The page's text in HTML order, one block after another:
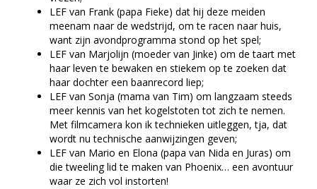
LEF van Frank (papa Fieke) dat hij deze meiden
meenam naar de wedstrijd, om te racen naar huis,
want zijn avondprogramma stond op het spel;
LEF van Marjolijn (moeder van Jinke) om de taart met
haar leven te bewaken en stiekem op te zoeken dat
haar dochter een baanrecord liep;
LEF van Sonja (mama van Tim) om langzaam steeds
meer kennis van het kogelstoten tot zich te nemen.
Met filmcamera kon ik technieken uitleggen, tja, dat
wordt nu technische aanwijzingen geven;
LEF van Mario en Elona (papa van Nida en Juras) om
die tweeling lid te maken van Phoenix… een avontuur
waar ze zich vol instorten!